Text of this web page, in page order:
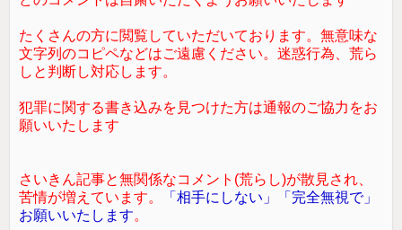
たくさんの方に閲覧していただいております。無意味な
文字列のコピペなどはご遠慮ください。迷惑行為、荒ら
しと判断し対応します。
犯罪に関する書き込みを見つけた方は通報のご協力をお
願いいたします
さいきん記事と無関係なコメント(荒らし)が散見され、
苦情が増えています。
「相手にしない」「完全無視で」
お願いいたします。